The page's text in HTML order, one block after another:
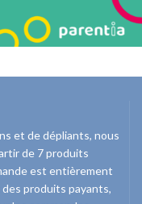
et de dépliants, nous
de 7 produits
est entièrement
produits payants,